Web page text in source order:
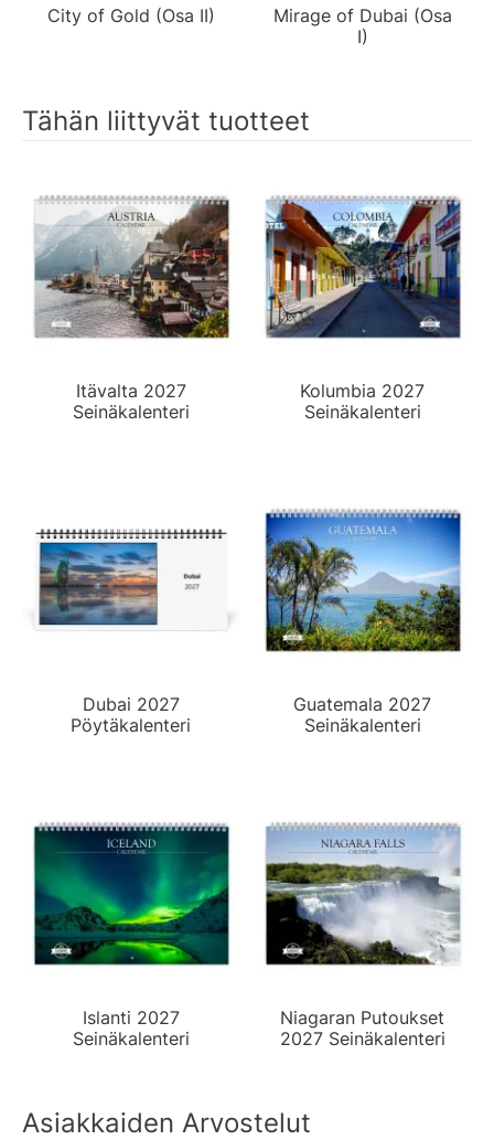
City of Gold (Osa II)
Mirage of Dubai (Osa
I)
Tähän liittyvät tuotteet
Itävalta 2027
Seinäkalenteri
Kolumbia 2027
Seinäkalenteri
Dubai 2027
Pöytäkalenteri
Guatemala 2027
Seinäkalenteri
Islanti 2027
Seinäkalenteri
Niagaran Putoukset
2027 Seinäkalenteri
Asiakkaiden Arvostelut